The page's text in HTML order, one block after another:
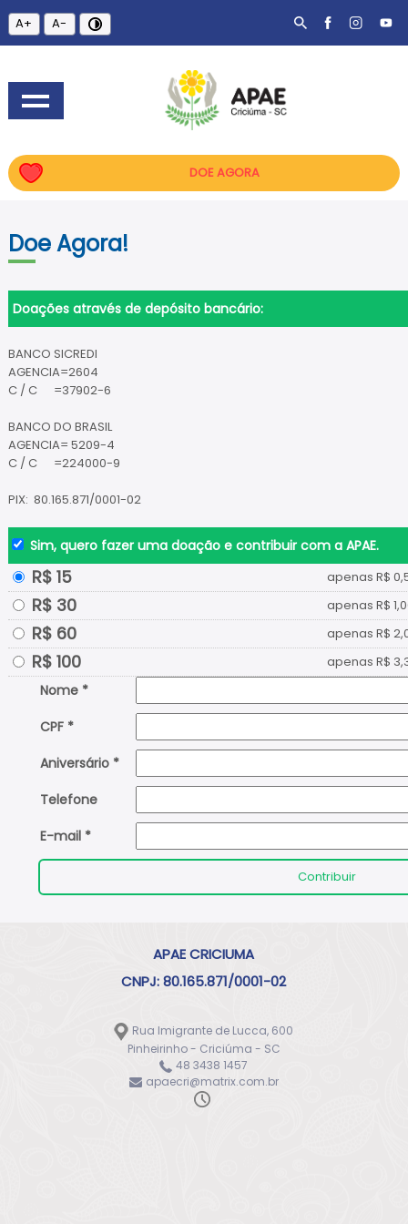
A+ A-
DOE AGORA
Doe Agora!
Doações através de depósito bancário:
BANCO SICREDI
AGENCIA=2604
C / C =37902-6
BANCO DO BRASIL
AGENCIA= 5209-4
C / C =224000-9
PIX: 80.165.871/0001-02
Sim, quero fazer uma doação e contribuir com a APAE.
R$ 15 apenas R$
R$ 30 apenas R$
R$ 60 apenas R$
R$ 100 apenas R$
Nome *
CPF *
Aniversário *
Telefone
E-mail *
Contribuir
APAE CRICIUMA
CNPJ: 80.165.871/0001-02
Rua Imigrante de Lucca, 600
Pinheirinho - Criciúma - SC
48 3438 1457
apaecri@matrix.com.br